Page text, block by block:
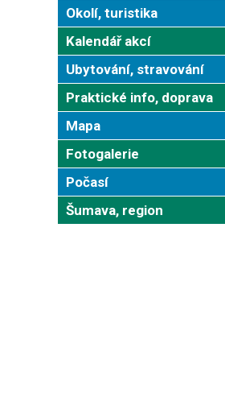
Okolí, turistika
Kalendář akcí
Ubytování, stravování
Praktické info, doprava
Mapa
Fotogalerie
Počasí
Šumava, region